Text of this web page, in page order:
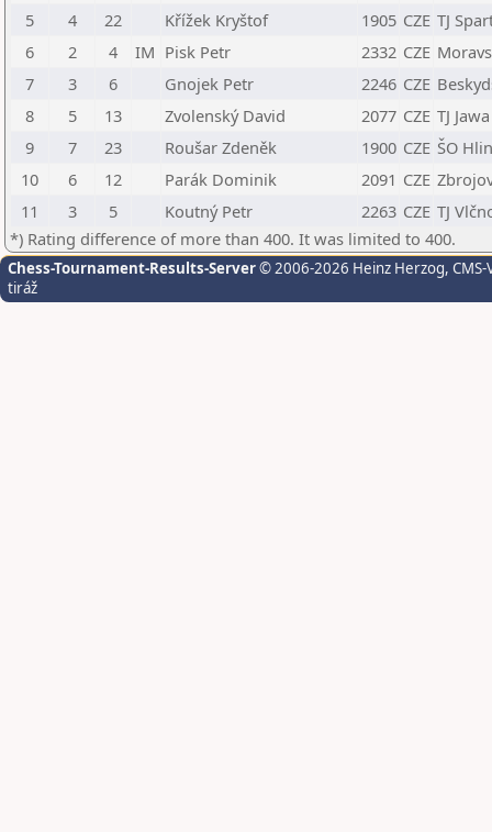
5
4 22 Křížek Kryštof 1905 CZE TJ
6
2 4 IM Pisk Petr 2332 CZE
7
3 6 Gnojek Petr 2246 CZE
8
5 13 Zvolenský David 2077 CZE TJ
9
7 23 Roušar Zdeněk 1900 CZE ŠO
10
6 12 Parák Dominik 2091 CZE
11
3 5 Koutný Petr 2263 CZE TJ
*) Rating difference of more than 400. It was limited to 400.
Chess-Tournament-Results-Server© 2006-2026 Heinz Herzog,
tiráž